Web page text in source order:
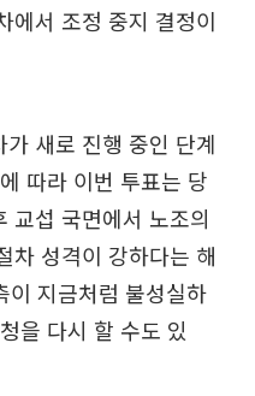
에서 조정 중지 결정이
새로 진행 중인 단계
따라 이번 투표는 당
교섭 국면에서 노조의
차 성격이 강하다는 해
지금처럼 불성실하
을 다시 할 수도 있